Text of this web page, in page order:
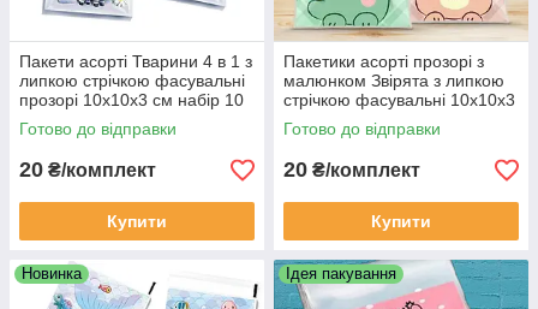
Пакети асорті Тварини 4 в 1 з
липкою стрічкою фасувальні
прозорі 10х10х3 см набір 10
шт
Готово до відправки
20 ₴/комплект
Купити
Пакетики асорті прозорі з
малюнком Звірята з липкою
стрічкою фасувальні 10х10х3
см набір 10 шт
Готово до відправки
20 ₴/комплект
Купити
Новинка Ідея пакування